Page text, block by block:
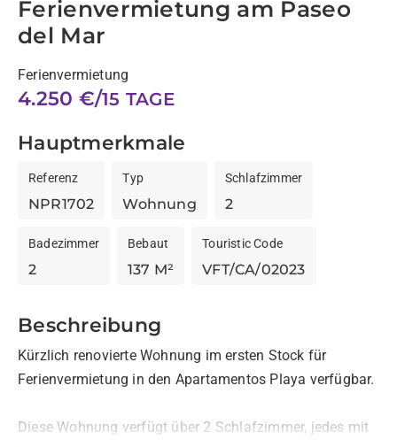
Ferienvermietung am Paseo
del Mar
Ferienvermietung
4.250 €/15 TAGE
Hauptmerkmale
Referenz
NPR1702
Typ
Wohnung
Schlafzimmer
2
Badezimmer
2
Bebaut
137 M²
Touristic Code
VFT/CA/02023
Beschreibung
Kürzlich renovierte Wohnung im ersten Stock für
Ferienvermietung in den Apartamentos Playa verfügbar.
Diese Wohnung verfügt über 2 Schlafzimmer, jedes mit